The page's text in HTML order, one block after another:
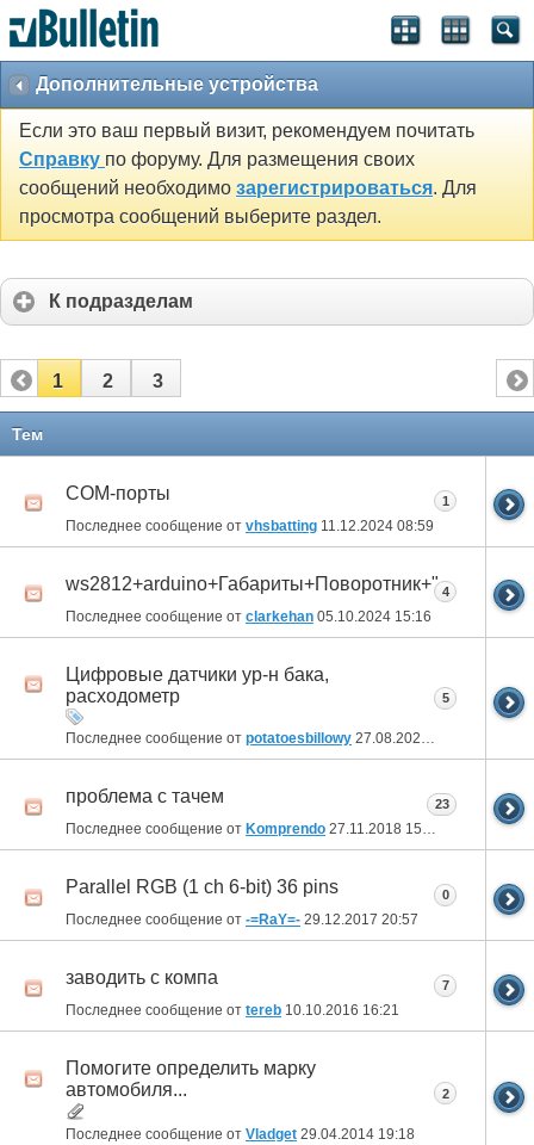
Дополнительные устройства
Если это ваш первый визит, рекомендуем почитать
Справку по форуму. Для размещения своих
сообщений необходимо зарегистрироваться. Для
просмотра сообщений выберите раздел.
К подразделам
1 2 3
Тем
СОМ-порты
Последнее сообщение от vhsbatting 11.12.2024 08:59
1
Последнее сообщение от clarkehan 05.10.2024 15:16
4
Цифровые датчики ур-н бака,
расходометр
Последнее сообщение от potatoesbillowy 27.08.2024 13:59
5
проблема с тачем
Последнее сообщение от Komprendo 27.11.2018 15:08
23
Parallel RGB (1 ch 6-bit) 36 pins
Последнее сообщение от -=RaY=- 29.12.2017 20:57
0
заводить с компа
Последнее сообщение от tereb 10.10.2016 16:21
7
Помогите определить марку
автомобиля...
Последнее сообщение от Vladget 29.04.2014 19:18
2